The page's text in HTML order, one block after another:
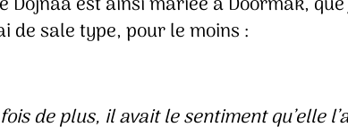
de sale type, pour le moins :
de plus, il avait le sentiment qu’elle